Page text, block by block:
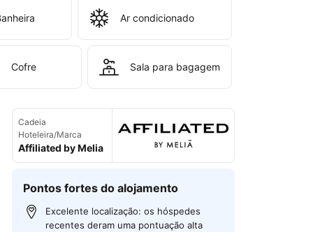
Ar condicionado
Cofre Sala para bagagem
Affiliated by Melia
Cadeia
Hoteleira/Marca
Pontos fortes do alojamento
Excelente localização: os hóspedes
recentes deram uma pontuação alta